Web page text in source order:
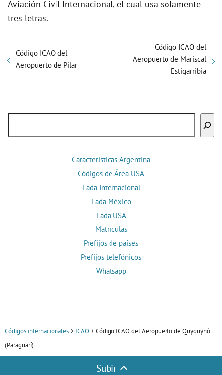
Aviación Civil Internacional, el cual usa solamente
tres letras.
Código ICAO del
Aeropuerto de Pilar
Código ICAO del
Aeropuerto de Mariscal
Estigarribia
Características Argentina
Códigos de Área USA
Lada Internacional
Lada México
Lada USA
Matrículas
Prefijos de países
Prefijos telefónicos
Whatsapp
Códigos internacionales ICAO
Código ICAO del Aeropuerto de Quyquyhó
(Paraguarí)
Subir